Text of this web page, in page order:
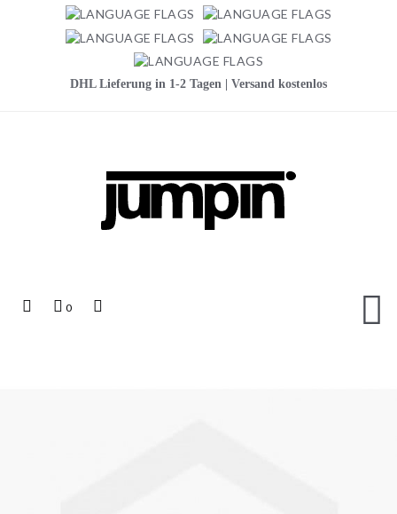
DHL Lieferung in 1-2 Tagen | Versand kostenlos
Mein
0